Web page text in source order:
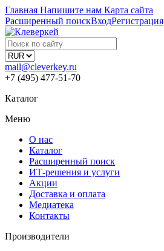
Главная Напишите нам Карта сайта
Расширенный поискВходРегистрация
mail@cleverkey.ru
+7 (495) 477-51-70
Каталог
Меню
О нас
Каталог
Расширенный поиск
ИТ-решения и услуги
Акции
Доставка и оплата
Медиатека
Контакты
Производители